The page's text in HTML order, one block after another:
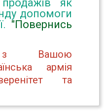
як
допомоги
"Повернись
армія
та